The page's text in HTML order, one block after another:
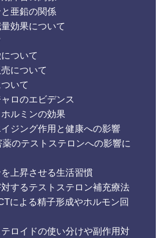
亜鉛の関係
効果について
ついて
について
いて
ロのエビデンス
ルミンの効果
ジング作用と健康への影響
のテストステロンへの影響に
上昇させる生活習慣
するテストステロン補充療法
による精子形成やホルモン回
ロイドの使い分けや副作用対